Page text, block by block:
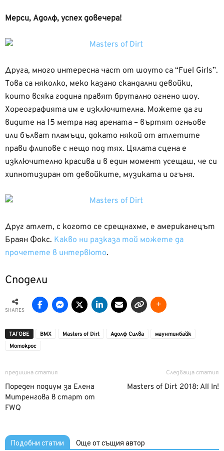
Мерси, Адолф, успех довечера!
Друга, много интересна част от шоуто са “Fuel Girls”.
Това са няколко, меко казано скандални девойки,
които всяка година правят брутално огнено шоу.
Хореографията им е изключителна. Можете да ги
видите на 15 метра над арената – въртят огньове
или бълват пламъци, докато някой от атлетите
прави флипове с нещо под тях. Цялата сцена е
изключително красива и в един момент усещаш, че си
хипнотизиран от девойките, музиката и огъня.
Друг атлет, с когото се срещнахме, е американецът
Браян Фокс. Какво ни разказа той можете да
прочетете в интервюто.
Сподели
SHARES
ТАГОВЕ BMX Masters of Dirt Адолф Силва
маунтинбайк
Мотокрос
предишна статия
Пореден подиум за Елена
Митренгова в старт от
FWQ
Следваща статия
Masters of Dirt 2018: All In!
Подобни статии Още от същия автор